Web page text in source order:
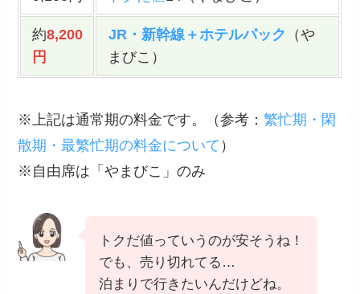
約8,200
円
JR・新幹線＋ホテルパック （や
まびこ）
※上記は通常期の料金です。（参考 ：繁忙期・閑
散期・最繁忙期の料金について ）
※自由席は「やまびこ」のみ
トクだ値っていうのが安そうね！
でも、売り切れてる…
泊まりで行きたいんだけどね。